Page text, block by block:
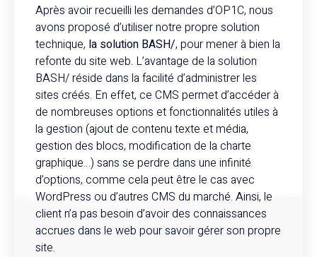
Après avoir recueilli les demandes d’OP1C, nous
avons proposé d’utiliser notre propre solution
technique, la solution BASH/, pour mener à bien la
refonte du site web. L’avantage de la solution
BASH/ réside dans la facilité d’administrer les
sites créés. En effet, ce CMS permet d’accéder à
de nombreuses options et fonctionnalités utiles à
la gestion (ajout de contenu texte et média,
gestion des blocs, modification de la charte
graphique…) sans se perdre dans une infinité
d’options, comme cela peut être le cas avec
WordPress ou d’autres CMS du marché. Ainsi, le
client n’a pas besoin d’avoir des connaissances
accrues dans le web pour savoir gérer son propre
site.